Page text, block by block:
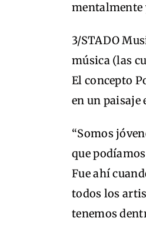
mentalmente
3/STADO
música (las
El concepto
en un paisaje
“Somos
que
Fue ahí
todos los
tenemos